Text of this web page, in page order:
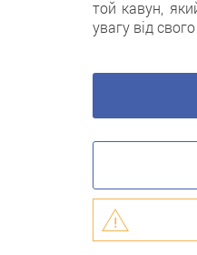
той кавун,
увагу від